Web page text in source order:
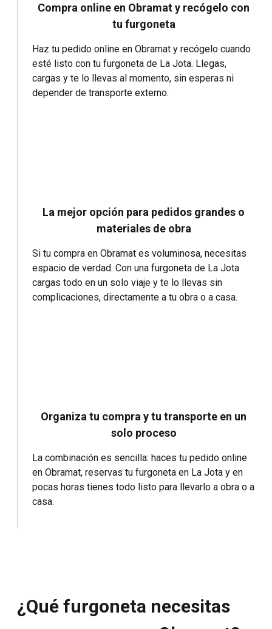
Compra online en Obramat y recógelo con
tu furgoneta
Haz tu pedido online en Obramat y recógelo cuando
esté listo con tu furgoneta de La Jota. Llegas,
cargas y te lo llevas al momento, sin esperas ni
depender de transporte externo.
La mejor opción para pedidos grandes o
materiales de obra
Si tu compra en Obramat es voluminosa, necesitas
espacio de verdad. Con una furgoneta de La Jota
cargas todo en un solo viaje y te lo llevas sin
complicaciones, directamente a tu obra o a casa.
Organiza tu compra y tu transporte en un
solo proceso
La combinación es sencilla: haces tu pedido online
en Obramat, reservas tu furgoneta en La Jota y en
pocas horas tienes todo listo para llevarlo a obra o a
casa.
¿Qué furgoneta necesitas